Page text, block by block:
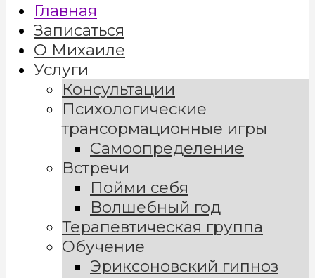
Главная
Записаться
О Михаиле
Услуги
Консультации
Психологические
трансормационные игры
Самоопределение
Встречи
Пойми себя
Волшебный год
Терапевтическая группа
Обучение
Эриксоновский гипноз